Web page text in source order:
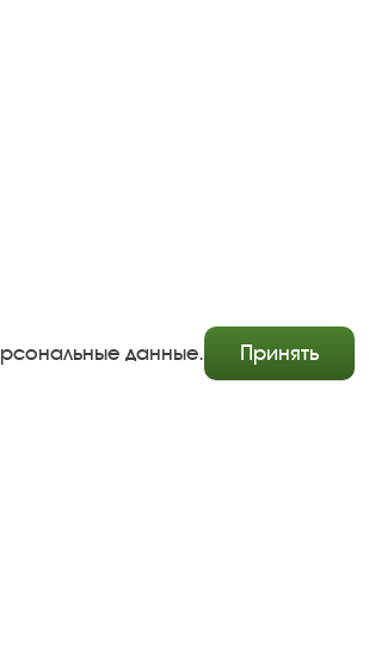
Copyright © http://www.plyos.org
данные. Принять